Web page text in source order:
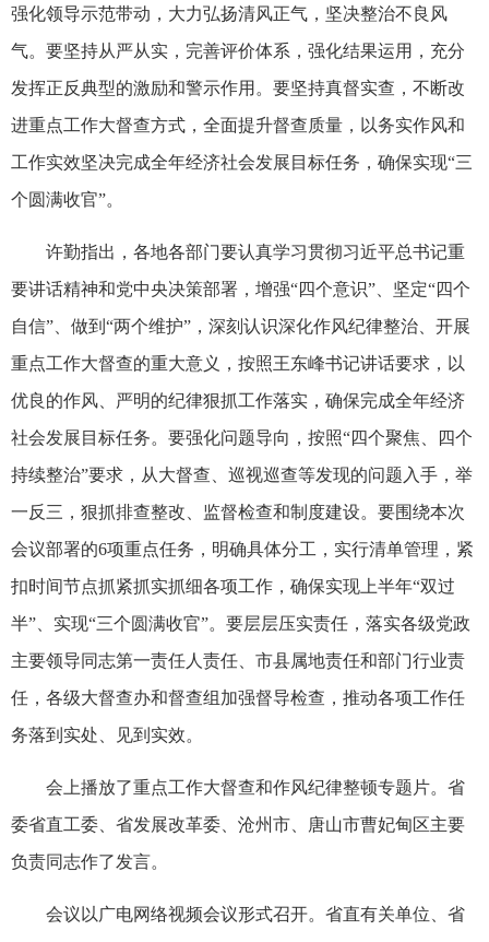
强化领导示范带动，大力弘扬清风正气，坚决整治不良风
气。要坚持从严从实，完善评价体系，强化结果运用，充分
发挥正反典型的激励和警示作用。要坚持真督实查，不断改
进重点工作大督查方式，全面提升督查质量，以务实作风和
工作实效坚决完成全年经济社会发展目标任务，确保实现“三
个圆满收官”。
许勤指出，各地各部门要认真学习贯彻习近平总书记重
要讲话精神和党中央决策部署，增强“四个意识”、坚定“四个
自信”、做到“两个维护”，深刻认识深化作风纪律整治、开展
重点工作大督查的重大意义，按照王东峰书记讲话要求，以
优良的作风、严明的纪律狠抓工作落实，确保完成全年经济
社会发展目标任务。要强化问题导向，按照“四个聚焦、四个
持续整治”要求，从大督查、巡视巡查等发现的问题入手，举
一反三，狠抓排查整改、监督检查和制度建设。要围绕本次
会议部署的6项重点任务，明确具体分工，实行清单管理，紧
扣时间节点抓紧抓实抓细各项工作，确保实现上半年“双过
半”、实现“三个圆满收官”。要层层压实责任，落实各级党政
主要领导同志第一责任人责任、市县属地责任和部门行业责
任，各级大督查办和督查组加强督导检查，推动各项工作任
务落到实处、见到实效。
会上播放了重点工作大督查和作风纪律整顿专题片。省
委省直工委、省发展改革委、沧州市、唐山市曹妃甸区主要
负责同志作了发言。
会议以广电网络视频会议形式召开。省直有关单位、省